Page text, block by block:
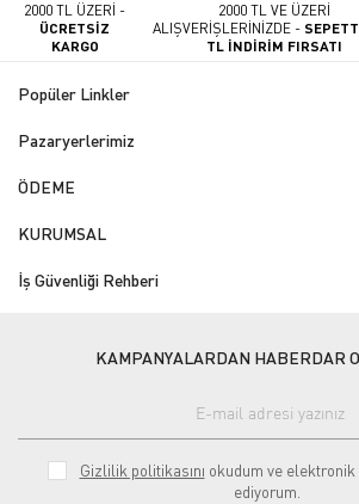
2000 TL ÜZERİ -
ÜCRETSİZ
KARGO
2000 TL VE ÜZERİ
ALIŞVERİŞLERİNİZDE -
TL İNDİRİM FIRSATI
Popüler Linkler
Pazaryerlerimiz
ÖDEME
KURUMSAL
İş Güvenliği Rehberi
KAMPANYALARDAN HABERDAR
Gizlilik politikasını okudum ve elektronik
ediyorum.